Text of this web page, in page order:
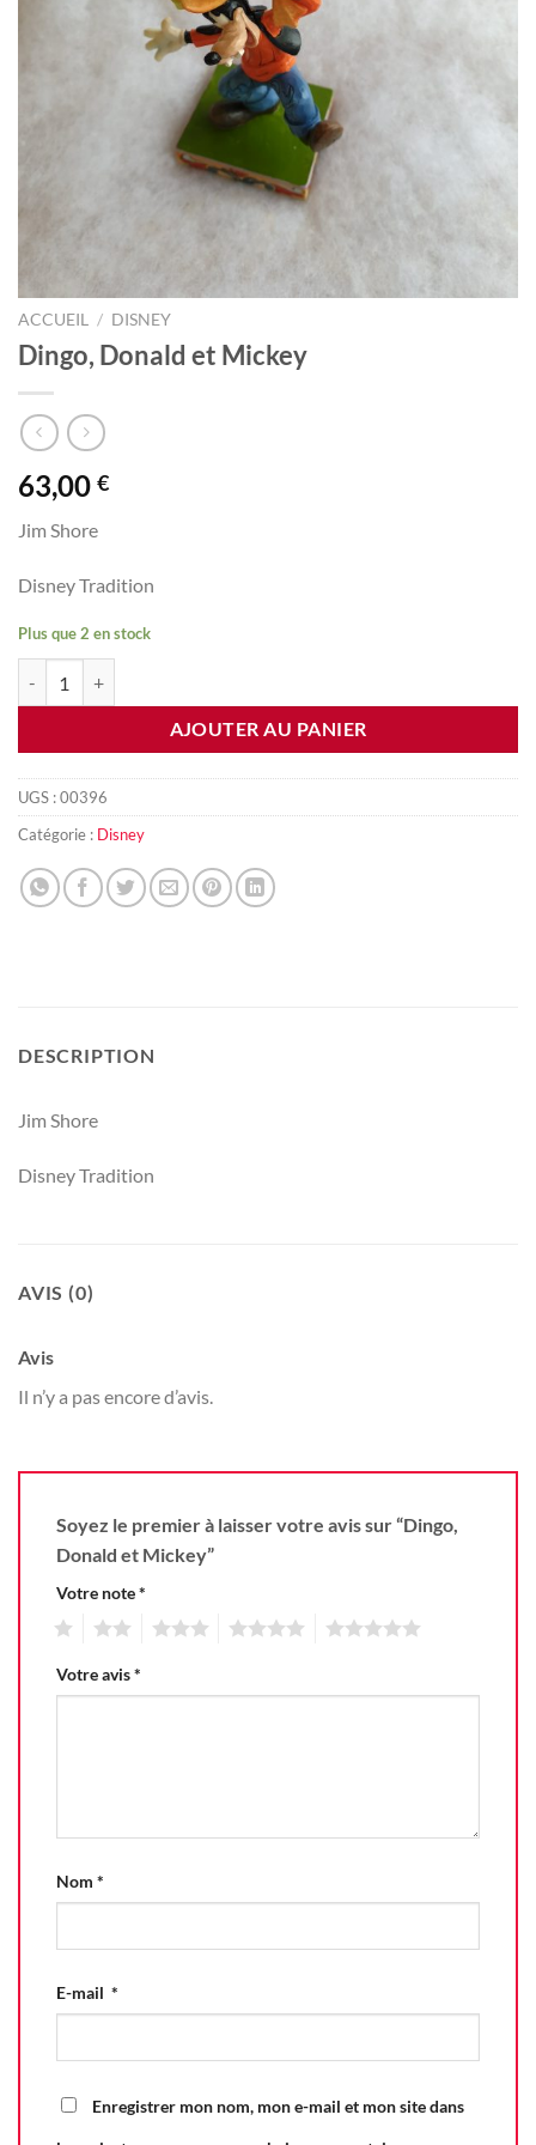
ACCUEIL / DISNEY
Dingo, Donald et Mickey
63,00 €
Jim Shore
Disney Tradition
Plus que 2 en stock
AJOUTER AU PANIER
UGS :00396
Catégorie : Disney
DESCRIPTION
Jim Shore
Disney Tradition
AVIS (0)
Avis
Il n’y a pas encore d’avis.
Soyez le premier à laisser votre avis sur “Dingo,
Donald et Mickey”
Votre note*
Votre avis*
Nom *
E-mail *
Enregistrer mon nom, mon e-mail et mon site dans